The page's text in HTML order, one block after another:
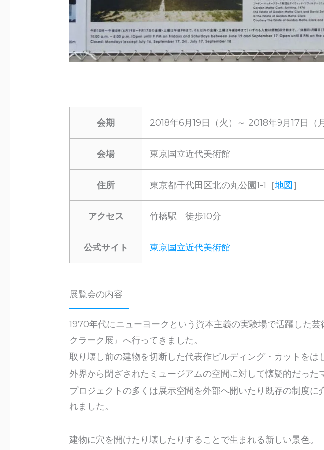
会期 2018年6月19日（火）～ 2018年9月17日（月
会場 東京国立近代美術館
住所 東京都千代田区北の丸公園1-1［地図 ］
アクセス 竹橋駅 徒歩10分
公式サイト 東京国立近代美術館
展覧会の内容
1970年代にニューヨークという資本主義の実験場で活躍した芸
クラーク展』へ行ってきました。
取り壊し前の建物を切断した代表作ビルディング・カットをは
外界から閉ざされたミュージアムの空間に対して懐疑的だった
プロジェクトの多くは展示空間を外部へ開いたり既存の制度に
れました。
建物に穴を開けたり壊したりすることで生まれる新しい景色。